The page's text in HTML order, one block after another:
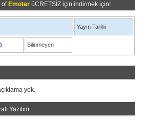
of Emotar üCRETSİZ için indirmek için!
Yayın Tarihi
Bilinmeyen
yok.
Yazılım